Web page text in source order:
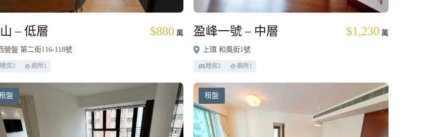
– 低層 $880 萬
營盤 第二街116-118號
睡房2 廁所1
盈峰一號 – 中層 $1,230 萬
上環 和風街1號
睡房2 廁所1
盤 租盤